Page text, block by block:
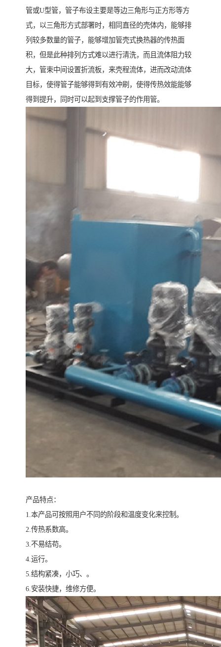
管或U型管，管子布设主要是等边三角形与正方形等方
式，以三角形方式部署时，相同直径的壳体内，能够排
列较多数量的管子，能够增加管壳式换热器的传热面
积，但是此种排列方式难以进行清洗，而且流体阻力较
大，管束中间设置折流板，来壳程流体，进而改动流体
目标，使得管子能够得到有效冲刷，使得传热效能能够
得到提升，同时可以起到支撑管子的作用管。
产品特点：
1.本产品可按照用户不同的阶段和温度变化来控制。
2.传热系数高。
3.不易结苟。
4.运行。
5.结构紧凑，小巧、。
6.安装快捷，维修方便。